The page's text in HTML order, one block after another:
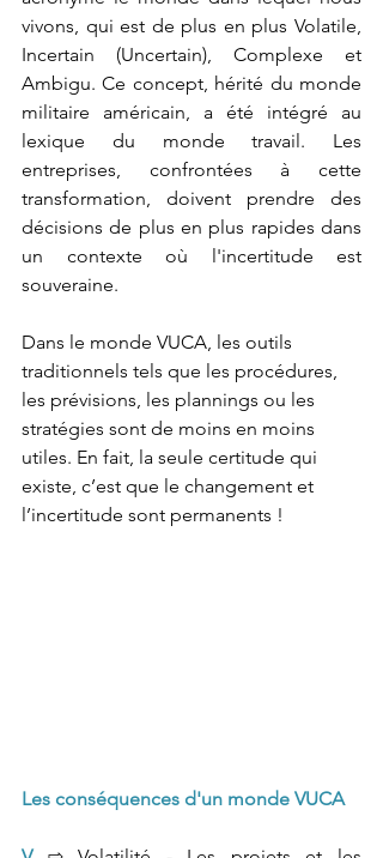
vivons, qui est de plus en plus Volatile,
Incertain (Uncertain), Complexe et
Ambigu. Ce concept, hérité du monde
militaire américain, a été intégré au
lexique du monde travail. Les
entreprises, confrontées à cette
transformation, doivent prendre des
décisions de plus en plus rapides dans
un contexte où l'incertitude est
souveraine.
Dans le monde VUCA, les outils
traditionnels tels que les procédures,
les prévisions, les plannings ou les
stratégies sont de moins en moins
utiles. En fait, la seule certitude qui
existe, c’est que le changement et
l’incertitude sont permanents !
Les conséquences d'un monde VUCA